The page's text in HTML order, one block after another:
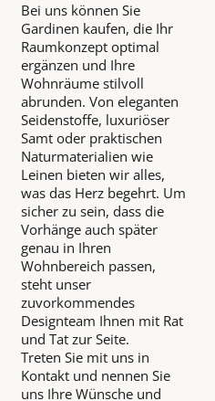
Bei uns können Sie
Gardinen kaufen, die Ihr
Raumkonzept optimal
ergänzen und Ihre
Wohnräume stilvoll
abrunden. Von eleganten
Seidenstoffe, luxuriöser
Samt oder praktischen
Naturmaterialien wie
Leinen bieten wir alles,
was das Herz begehrt. Um
sicher zu sein, dass die
Vorhänge auch später
genau in Ihren
Wohnbereich passen,
steht unser
zuvorkommendes
Designteam Ihnen mit Rat
und Tat zur Seite.
Treten Sie mit uns in
Kontakt und nennen Sie
uns Ihre Wünsche und